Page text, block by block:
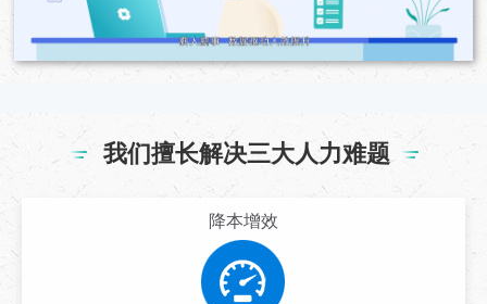
我们擅长解决三大人力难题
降本增效